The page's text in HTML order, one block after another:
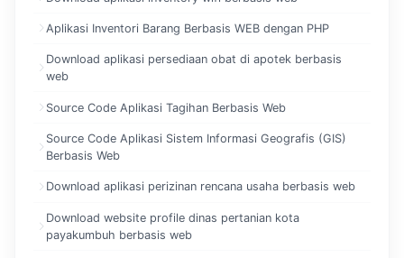
Aplikasi Inventori Barang Berbasis WEB dengan PHP
Download aplikasi persediaan obat di apotek berbasis
web
Source Code Aplikasi Tagihan Berbasis Web
Source Code Aplikasi Sistem Informasi Geografis (GIS)
Berbasis Web
Download aplikasi perizinan rencana usaha berbasis web
Download website profile dinas pertanian kota
payakumbuh berbasis web